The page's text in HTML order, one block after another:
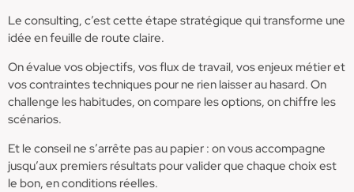
Le consulting, c’est cette étape stratégique qui transforme une
idée en feuille de route claire.
On évalue vos objectifs, vos flux de travail, vos enjeux métier et
vos contraintes techniques pour ne rien laisser au hasard. On
challenge les habitudes, on compare les options, on chiffre les
scénarios.
Et le conseil ne s’arrête pas au papier : on vous accompagne
jusqu’aux premiers résultats pour valider que chaque choix est
le bon, en conditions réelles.